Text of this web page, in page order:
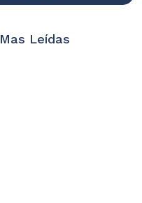
Mas Leídas